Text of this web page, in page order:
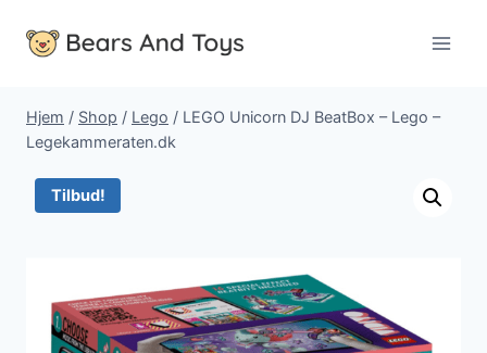
Hjem / Shop / Lego / LEGO Unicorn DJ BeatBox – Lego –
Legekammeraten.dk
Tilbud!